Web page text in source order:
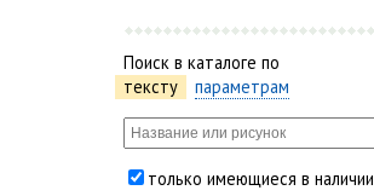
Поиск в каталоге по
тексту
параметрам
только имеющиеся в наличии